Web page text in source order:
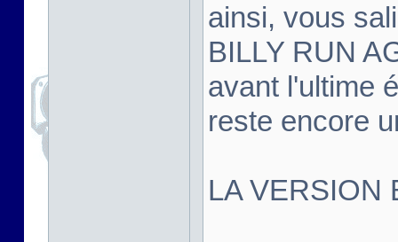
ainsi, vous
BILLY RUN
avant l'ultime
reste encore
LA VERSION